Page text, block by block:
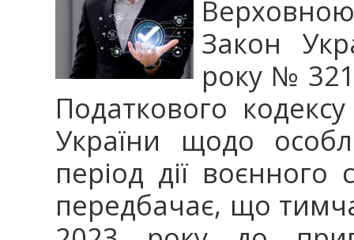
Закон
року №
Податкового
України щодо
період дії воєнного
передбачає, що